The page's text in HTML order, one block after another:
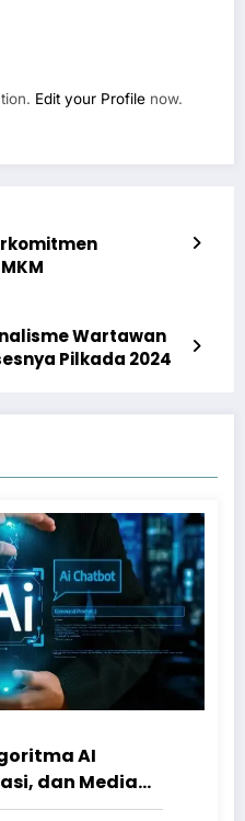
Edit your Profile now.
Wartawan
Pilkada 2024
AI
dan Media